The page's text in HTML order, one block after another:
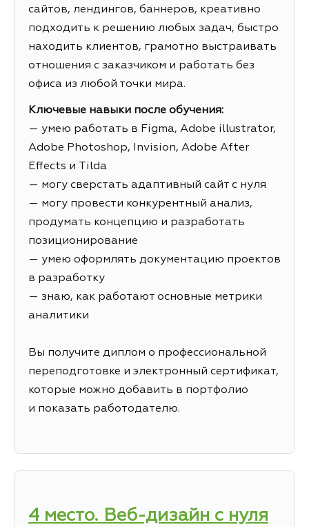
сайтов, лендингов, баннеров, креативно
подходить к решению любых задач, быстро
находить клиентов, грамотно выстраивать
отношения с заказчиком и работать без
офиса из любой точки мира.
Ключевые навыки после обучения:
— умею работать в Figma, Adobe illustrator,
Adobe Photoshop, Invision, Adobe After
Effects и Tilda
— могу сверстать адаптивный сайт с нуля
— могу провести конкурентный анализ,
продумать концепцию и разработать
позиционирование
— умею оформлять документацию проектов
в разработку
— знаю, как работают основные метрики
аналитики
Вы получите диплом о профессиональной
переподготовке и электронный сертификат,
которые можно добавить в портфолио
и показать работодателю.
4 место. Веб-дизайн с нуля